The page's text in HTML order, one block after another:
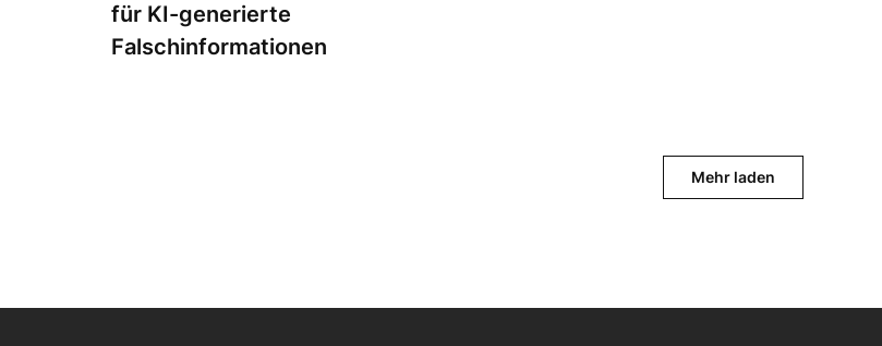
für KI-generierte
Falschinformationen
Mehr laden